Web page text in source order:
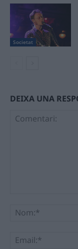
Societat
DEIXA UNA